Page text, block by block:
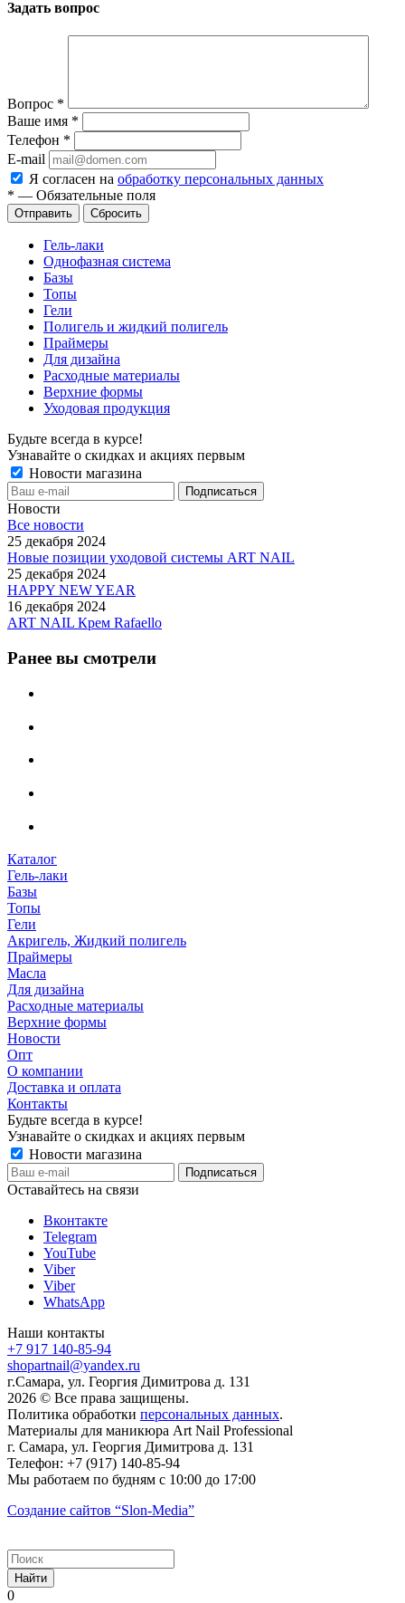
Задать вопрос
Вопрос *
Ваше имя *
Телефон *
E-mail
Я согласен на обработку персональных данных
* — Обязательные поля
Сбросить
Гель-лаки
Однофазная система
Базы
Топы
Гели
Полигель и жидкий полигель
Праймеры
Для дизайна
Расходные материалы
Верхние формы
Уходовая продукция
Будьте всегда в курсе!
Узнавайте о скидках и акциях первым
Новости магазина
Новости
Все новости
25 декабря 2024
Новые позиции уходовой системы ART NAIL
25 декабря 2024
HAPPY NEW YEAR
16 декабря 2024
ART NAIL Крем Rafaello
Ранее вы смотрели
Каталог
Гель-лаки
Базы
Топы
Гели
Акригель, Жидкий полигель
Праймеры
Масла
Для дизайна
Расходные материалы
Верхние формы
Новости
Опт
О компании
Доставка и оплата
Контакты
Будьте всегда в курсе!
Узнавайте о скидках и акциях первым
Новости магазина
Оставайтесь на связи
Вконтакте
Telegram
YouTube
Viber
Viber
WhatsApp
Наши контакты
+7 917 140-85-94
shopartnail@yandex.ru
г.Самара, ул. Георгия Димитрова д. 131
2026 © Все права защищены.
Политика обработки персональных данных.
Материалы для маникюра Art Nail Professional
г. Самара, ул. Георгия Димитрова д. 131
Телефон: +7 (917) 140-85-94
Мы работаем по будням с 10:00 до 17:00
Создание сайтов “Slon-Media”
Найти
0